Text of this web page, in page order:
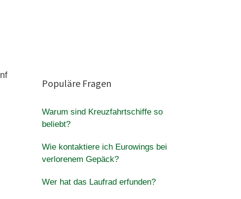
Populäre Fragen
Warum sind Kreuzfahrtschiffe so
beliebt?
Wie kontaktiere ich Eurowings bei
verlorenem Gepäck?
Wer hat das Laufrad erfunden?